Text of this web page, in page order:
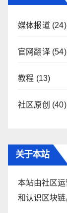
媒体报道(24)
官网翻译(54)
教程 (13)
社区原创 (40)
关于本站
本站由社区
和认识区块链